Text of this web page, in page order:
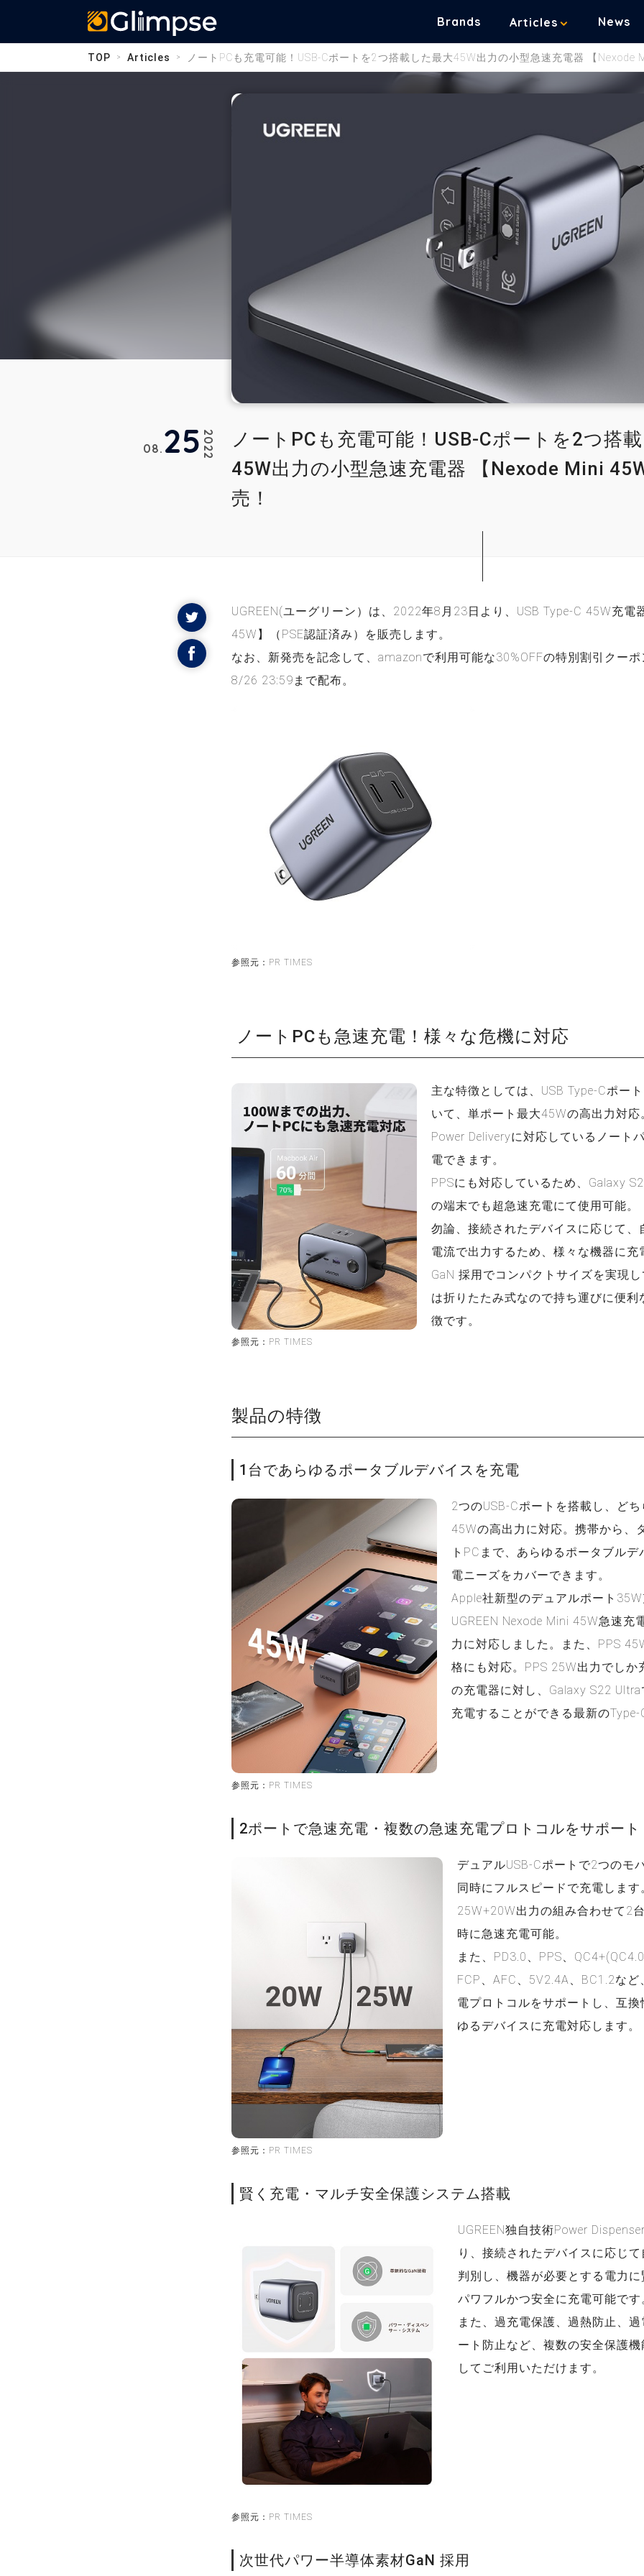
Brands Articles News
TOP Articles ノートPCも充電可能！USB-Cポートを2つ搭載した最大45W出力の小型急速充電器 【Nexode
ノートPCも充電可能！USB-Cポートを2つ搭
45W出力の小型急速充電器 【Nexode Mini
売！
2022
08 25
UGREEN(ユーグリーン）は、2022年8月23日より、USB Type-C 45W充電
45W】（PSE認証済み）を販売します。
なお、新発売を記念して、amazonで利用可能な30%OFFの特別割引クーポ
8/26 23:59まで配布。
参照元：PR TIMES
ノートPCも急速充電！様々な危機に対応
参照元：PR TIMES
主な特徴としては、USB Type-Cポー
いて、単ポート最大45Wの高出力対応
Power Deliveryに対応しているノート
電できます。
PPSにも対応しているため、Galaxy
の端末でも超急速充電にて使用可能。
勿論、接続されたデバイスに応じて、
電流で出力するため、様々な機器に充
GaN 採用でコンパクトサイズを実現
は折りたたみ式なので持ち運びに便利
徴です。
製品の特徴
1台であらゆるポータブルデバイスを充電
参照元：PR TIMES
2つのUSB-Cポートを搭載し、ど
45Wの高出力に対応。携帯から、
トPCまで、あらゆるポータブル
電ニーズをカバーできます。
Apple社新型のデュアルポート35W
UGREEN Nexode Mini 45W急速充
力に対応しました。また、PPS
格にも対応。PPS 25W出力でしか
の充電器に対し、Galaxy S22
充電することができる最新のType-
2ポートで急速充電・複数の急速充電プロトコルをサポート
参照元：PR TIMES
デュアルUSB-Cポートで2つのモ
同時にフルスピードで充電します
25W+20W出力の組み合わせて2
時に急速充電可能。
また、PD3.0、PPS、
FCP、AFC、5V2.4A、BC1.2な
電プロトコルをサポートし、互換
ゆるデバイスに充電対応します。
賢く充電・マルチ安全保護システム搭載
参照元：PR TIMES
UGREEN独自技術Power
り、接続されたデバイスに応じ
判別し、機器が必要とする電力
パワフルかつ安全に充電可能です
また、過充電保護、過熱防止、過
ート防止など、複数の安全保護
してご利用いただけます。
次世代パワー半導体素材GaN 採用